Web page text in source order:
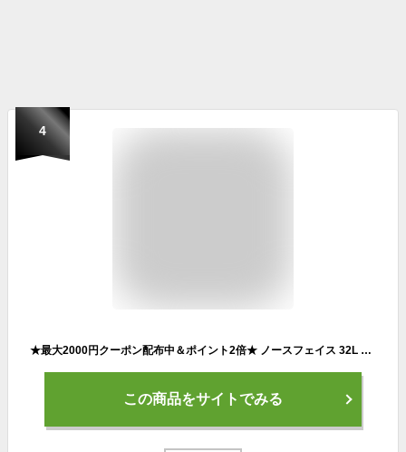
4
★最大2000円クーポン配布中＆ポイント2倍★ ノースフェイス 32L リュック BOREALIS II ☆ ロゴ 大容量 バックパック スクールバッグ 通勤 通学 レディース メンズ 韓国 THE NORTH FACE【正規品/関税込/送料無料】
この商品をサイトでみる